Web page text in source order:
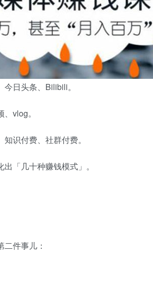
日头条、Bilibili。
vlog。
识付费、社群付费。
「几十种赚钱模式」。
件事儿：